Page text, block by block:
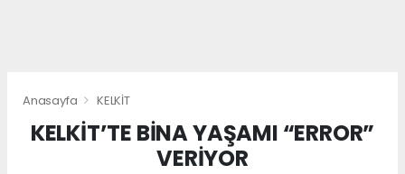
Anasayfa KELKİT
KELKİT’TE BİNA YAŞAMI “ERROR”
VERİYOR